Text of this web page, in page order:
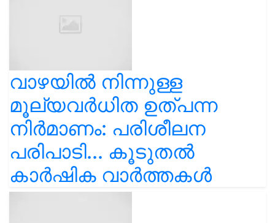
വാഴയിൽ നിന്നുള്ള
മൂല്യവർധിത ഉത്പന്ന
നിർമാണം: പരിശീലന
പരിപാടി... കൂടുതൽ
കാർഷിക വാർത്തകൾ